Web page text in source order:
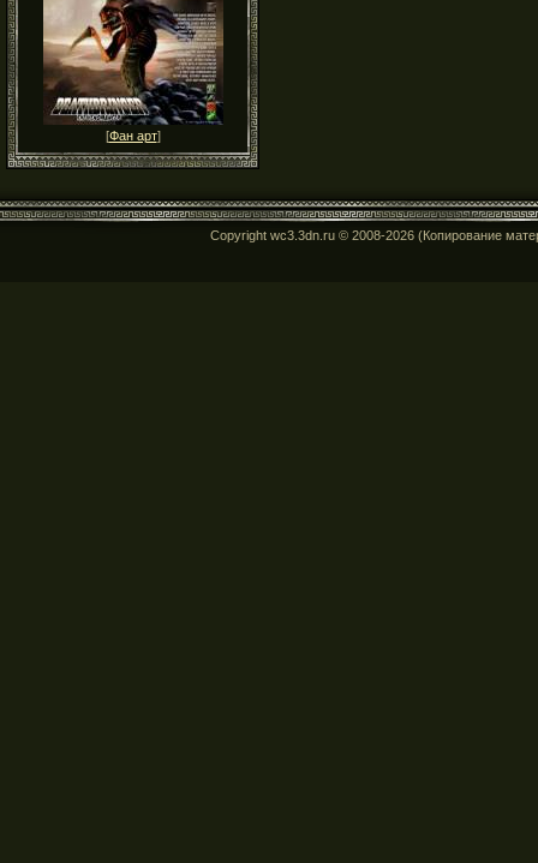
[Фан арт]
Copyright wc3.3dn.ru © 2008-2026 (Копирование